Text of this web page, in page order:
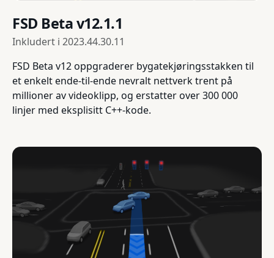
FSD Beta v12.1.1
Inkludert i 2023.44.30.11
FSD Beta v12 oppgraderer bygatekjøringsstakken til
et enkelt ende-til-ende nevralt nettverk trent på
millioner av videoklipp, og erstatter over 300 000
linjer med eksplisitt C++-kode.